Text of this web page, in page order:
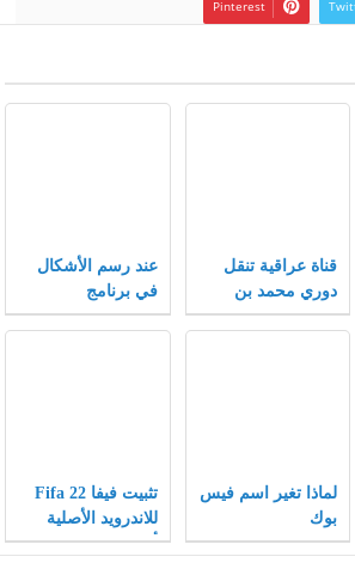
Pinterest
قناة عراقية تنقل
دوري محمد بن
سلمان 2021
عند رسم الأشكال
في برنامج
الإنكسكيب يمكن
لماذا تغير اسم فيس
بوك
تثبيت فيفا Fifa 22
للاندرويد الأصلية
أخر إصدار